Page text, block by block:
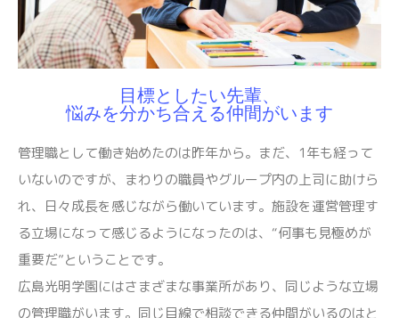
目標としたい先輩、
悩みを分かち合える仲間がいます
管理職として働き始めたのは昨年から。まだ、1年も経って
いないのですが、まわりの職員やグループ内の上司に助けら
れ、日々成長を感じながら働いています。施設を運営管理す
る立場になって感じるようになったのは、“何事も見極めが
重要だ”ということです。
広島光明学園にはさまざまな事業所があり、同じような立場
の管理職がいます。同じ目線で相談できる仲間がいるのはと